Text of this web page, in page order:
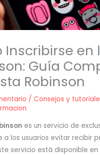
Inscribirse en
Guía
Robinson
/Consejos y
es un servicio de
a los usuarios evitar recibir
servicio está disponible